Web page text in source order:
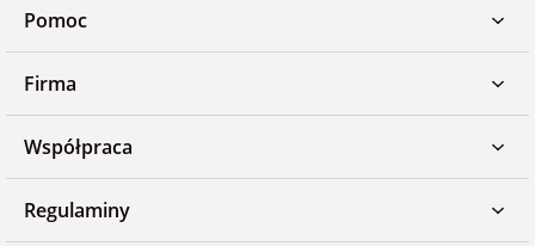
Pomoc
Firma
Współpraca
Regulaminy